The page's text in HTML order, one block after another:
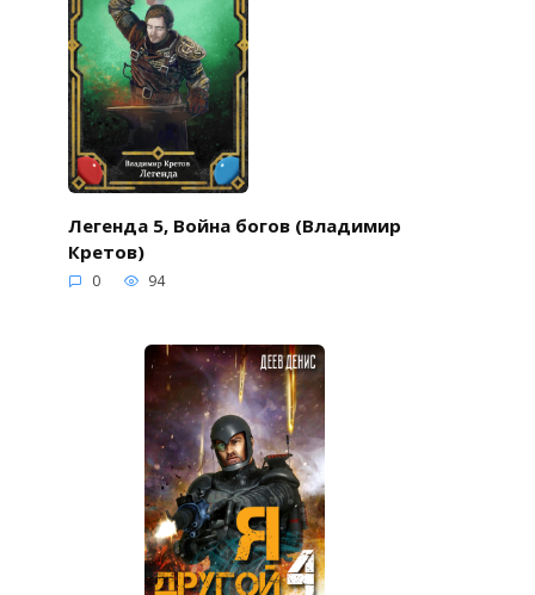
Легенда 5, Война богов (Владимир
Кретов)
0 94